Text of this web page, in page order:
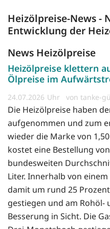
Heizölpreise-News -
Entwicklung der
News Heizölpreise
Heizölpreise klettern
Ölpreise im
24.07.2026 von tanke-
Die Heizölpreise haben
aufgenommen und zum
wieder die Marke von
kostet eine Bestellung
bundesweiten
Liter. Innerhalb von
damit um rund 25
gestiegen und am Rohöl-
Besserung in Sicht. Die